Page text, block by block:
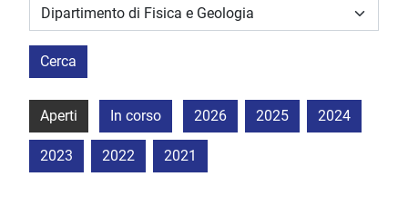
Struttura stipulante
Cerca
Aperti In corso 2026 2025 2024
2023 2022 2021